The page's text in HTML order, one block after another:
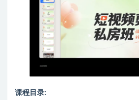
课程目录: